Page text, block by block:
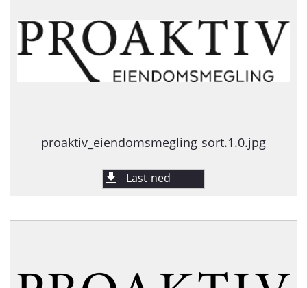
proaktiv_eiendomsmegling sort.1.0.jpg
Last ned